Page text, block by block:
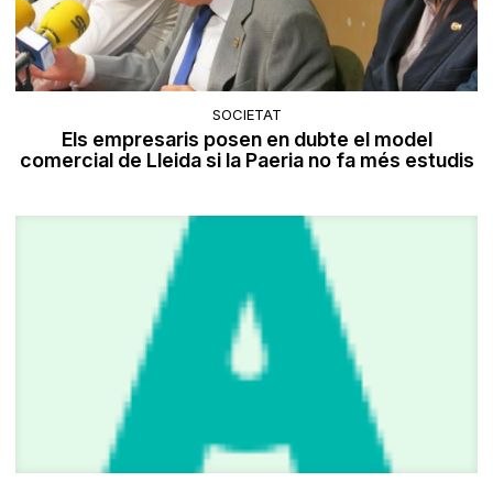
SOCIETAT
Els empresaris posen en dubte el model
comercial de Lleida si la Paeria no fa més estudis